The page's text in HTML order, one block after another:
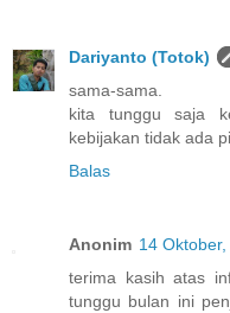
Dariyanto (Totok)
sama-sama.
kita tunggu saja
kebijakan tidak ada
Balas
Anonim 14
terima kasih atas
tunggu bulan ini